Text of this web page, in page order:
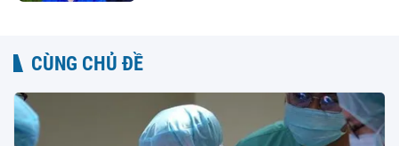
CÙNG CHỦ ĐỀ